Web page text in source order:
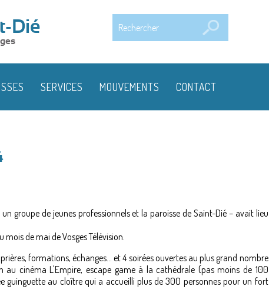
Dié
SERVICES MOUVEMENTS CONTACT
groupe de jeunes professionnels et la paroisse de Saint-Dié – avait lieu
de mai de Vosges Télévision.
formations, échanges... et 4 soirées ouvertes au plus grand nombre
cinéma L'Empire, escape game à la cathédrale (pas moins de 100
guinguette au cloître qui a accueilli plus de 300 personnes pour un fort